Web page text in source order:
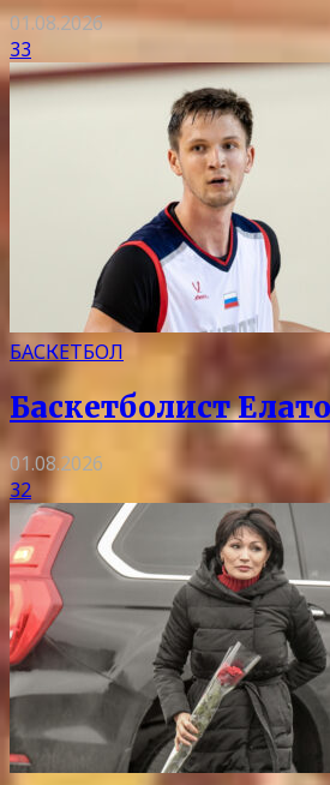
01.08.2026
33
БАСКЕТБОЛ
Баскетболист
01.08.2026
32